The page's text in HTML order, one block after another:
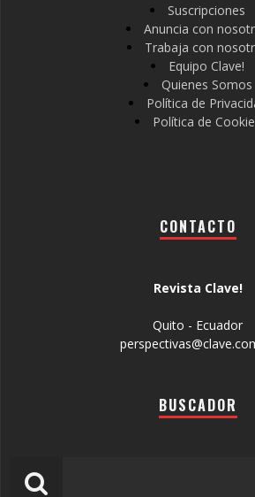
Suscripciones
Anuncia con
Trabaja con
Equipo Clave!
Quienes Somos
Política de
Política de
CONTACTO
Revista Clave!
Quito - Ecuador
BUSCADOR